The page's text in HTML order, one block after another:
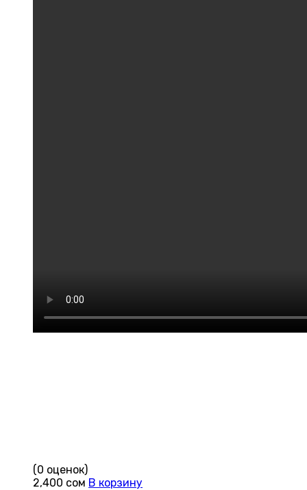
(0 оценок)
2,400 сом В корзину